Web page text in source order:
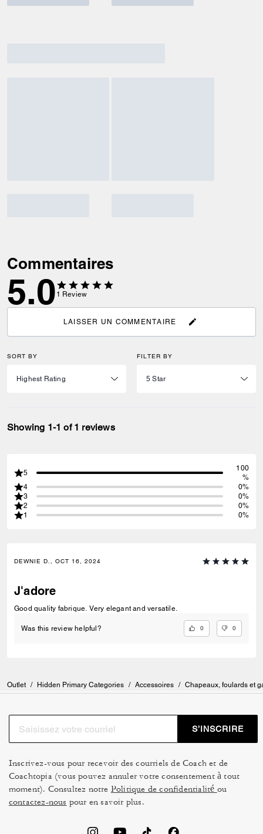
Commentaires
5.0 1 Review
LAISSER UN COMMENTAIRE
SORT BY FILTER BY
Showing 1-1 of 1 reviews
5
100
%
4
0%
3
0%
2
0%
1
0%
DEWNIE D., OCT 16, 2024
J'adore
Good quality fabrique. Very elegant and versatile.
Was this review helpful? 0 0
Outlet / Hidden Primary Categories / Accessoires / Chapeaux, foulards et
S’INSCRIRE
Inscrivez-vous pour recevoir des courriels de Coach et de
Coachtopia (vous pouvez annuler votre consentement à tout
moment). Consultez notre Politique de confidentialité ou
contactez-nous pour en savoir plus.